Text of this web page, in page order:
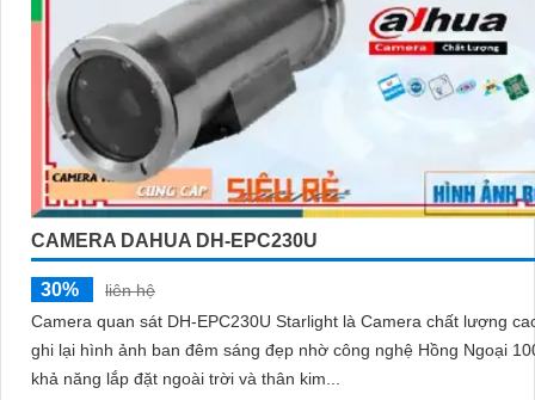
CAMERA DAHUA DH-EPC230U
30%
liên hệ
Camera quan sát DH-EPC230U Starlight là Camera chất lượng
ghi lại hình ảnh ban đêm sáng đẹp nhờ công nghệ Hồng Ngoại
khả năng lắp đặt ngoài trời và thân kim...